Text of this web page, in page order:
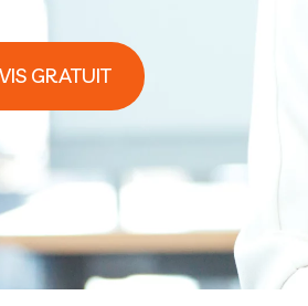
GRATUIT